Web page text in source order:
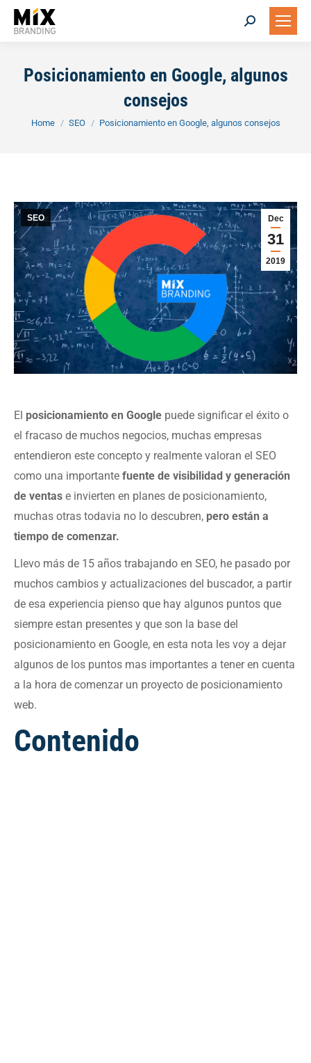
Search:
Posicionamiento en Google, algunos
consejos
You are here:
Home SEO Posicionamiento en Google, algunos consejos
Dec
31
2019
SEO
El posicionamiento en Google puede significar el éxito o
el fracaso de muchos negocios, muchas empresas
entendieron este concepto y realmente valoran el SEO
como una importante fuente de visibilidad y generación
de ventas e invierten en planes de posicionamiento,
muchas otras todavia no lo descubren, pero están a
tiempo de comenzar.
Llevo más de 15 años trabajando en SEO, he pasado por
muchos cambios y actualizaciones del buscador, a partir
de esa experiencia pienso que hay algunos puntos que
siempre estan presentes y que son la base del
posicionamiento en Google, en esta nota les voy a dejar
algunos de los puntos mas importantes a tener en cuenta
a la hora de comenzar un proyecto de posicionamiento
web.
Contenido